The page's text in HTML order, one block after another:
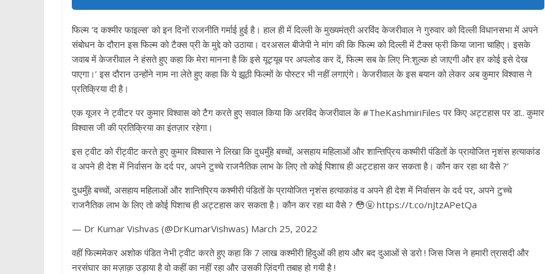
फिल्म ‘द कश्मीर फाइल्स’ को इन दिनों राजनीति गर्माई हुई है। हाल ही में दिल्ली के मुख्यमंत्री अरविंद केजरीवाल ने गुरुवार को दिल्ली विधानसभा में अपने
संबोधन के दौरान इस फिल्म को टैक्स प्री के मुद्दे को उठाया। दरअसल बीजेपी ने मांग की कि फिल्म को दिल्ली में टैक्स फ्री किया जाना चाहिए। इसके
जवाब में केजरीवाल ने हंसते हुए कहा कि मेरा मानना है कि इसे यूट्यूब पर अपलोड कर दें, फिल्म सब के लिए नि:शुल्क हो जाएगी और हर कोई इसे देख
पाएगा।’ इस दौरान उन्होंने नाम ना लेते हुए कहा कि ये झूठी फिल्मों के पोस्टर भी नहीं लगाएंगे। केजरीवाल के इस बयान को लेकर अब कुमार विश्वास ने
प्रतिक्रिया दी है।
एक यूजर ने ट्वीटर पर कुमार विश्वास को टैग करते हुए सवाल किया कि अरविंद केजरीवाल के #TheKashmiriFiles पर किए अट्टहास पर डा.. कुमार
विश्वास जी की प्रतिक्रिया का इंतज़ार रहेगा।
इस ट्वीट को रीट्वीट करते हुए कुमार विश्वास ने लिखा कि दुधमुँहे बच्चों, असहाय महिलाओं और शान्तिप्रिय कश्मीरी पंडितों के प्रायोजित नृशंस हत्याकांड
व अपने ही देश में निर्वासन के दर्द पर, अपने टुच्चे राजनैतिक लाभ के लिए तो कोई पिशाच ही अट्टहास कर सकता है। कौन कर रहा था वैसे ?’
दुधमुँहे बच्चों, असहाय महिलाओं और शान्तिप्रिय कश्मीरी पंडितों के प्रायोजित नृशंस हत्याकांड व अपने ही देश में निर्वासन के दर्द पर, अपने टुच्चे
राजनैतिक लाभ के लिए तो कोई पिशाच ही अट्टहास कर सकता है। कौन कर रहा था वैसे ? 😳🤬 https://t.co/nJtzAPetQa
— Dr Kumar Vishvas (@DrKumarVishwas) March 25, 2022
वहीं फिल्ममेकर अशोक पंडित नेभी ट्वीट करते हुए कहा कि 7 लाख कश्मीरी हिंदुओं की हाय और बद दुआओं से डरो ! जिस जिस ने हमारी त्रासदी और
नरसंघार का मज़ाक़ उड़ाया है वो कहीं का नहीं रहा और उसकी ज़िंदगी तबाह हो गयी है !